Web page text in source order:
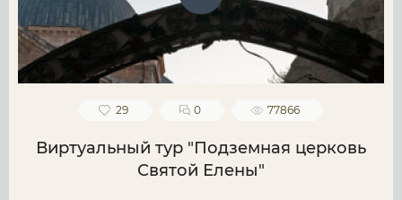
29 0 77866
Виртуальный тур "Подземная церковь
Святой Елены"